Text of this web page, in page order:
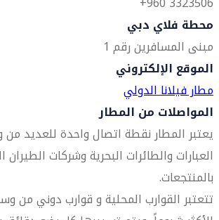
محطة فلاي دبي
مبنى المسافرين رقم 1
الموقع الإلكتروني
مطار فيلانا الدولي
المواصلات من المطار
يعتبر المطار نقطة اتصال واحدة للعديد
العبارات والطائرات البحرية وشركات الطيران
بالمنتجعات.
تتعتبر القوارب المحلية و قوارب دوني من